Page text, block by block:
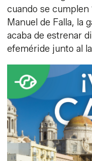
cuando se cumplen
Manuel de Falla, la
acaba de estrenar
efeméride junto al